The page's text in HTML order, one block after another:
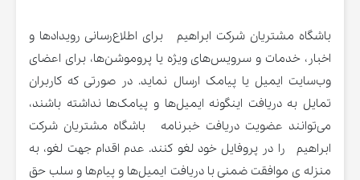
باشگاه مشتریان شرکت ابراهیم برای اطلاع‌رسانی رویدادها و
اخبار، خدمات و سرویس‌های ویژه یا پروموشن‌ها، برای اعضای
وب‌سایت ایمیل یا پیامک ارسال نماید. در صورتی که کاربران
تمایل به دریافت اینگونه ایمیل‌ها و پیامک‌ها نداشته باشند،
می‌توانند عضویت دریافت خبرنامه باشگاه مشتریان شرکت
ابراهیم را در پروفایل خود لغو کنند. عدم اقدام جهت لغو، به
منزله ی موافقت ضمنی با دریافت ایمیل‌ها و پیام‌ها و سلب حق